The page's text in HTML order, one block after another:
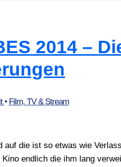
2014 –
• Film, TV & Stream
auf die ist so etwas wie
Kino end­lich die ihm lang